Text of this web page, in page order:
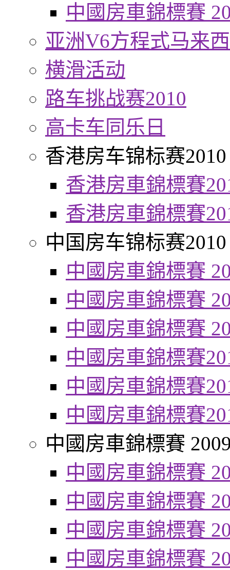
中國房車錦標賽
亚洲V6方程式马来
横滑活动
路车挑战赛2010
高卡车同乐日
香港房车锦标赛2010
香港房車錦標賽
香港房車錦標賽
中国房车锦标赛2010
中國房車錦標賽
中國房車錦標賽
中國房車錦標賽
中國房車錦標賽
中國房車錦標賽
中國房車錦標賽
中國房車錦標賽
中國房車錦標賽
中國房車錦標賽
中國房車錦標賽
中國房車錦標賽